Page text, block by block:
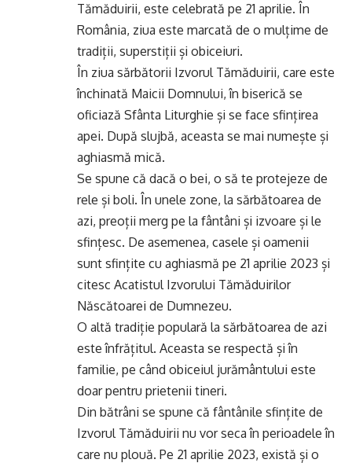
Tămăduirii, este celebrată pe 21 aprilie. În
România, ziua este marcată de o mulțime de
tradiții, superstiții și obiceiuri.
În ziua sărbătorii Izvorul Tămăduirii, care este
închinată Maicii Domnului, în biserică se
oficiază Sfânta Liturghie și se face sfințirea
apei. După slujbă, aceasta se mai numește și
aghiasmă mică.
Se spune că dacă o bei, o să te protejeze de
rele și boli. În unele zone, la sărbătoarea de
azi, preoții merg pe la fântâni și izvoare și le
sfințesc. De asemenea, casele și oamenii
sunt sfințite cu aghiasmă pe 21 aprilie 2023 și
citesc Acatistul Izvorului Tămăduirilor
Născătoarei de Dumnezeu.
O altă tradiție populară la sărbătoarea de azi
este înfrățitul. Aceasta se respectă și în
familie, pe când obiceiul jurământului este
doar pentru prietenii tineri.
Din bătrâni se spune că fântânile sfințite de
Izvorul Tămăduirii nu vor seca în perioadele în
care nu plouă. Pe 21 aprilie 2023, există și o